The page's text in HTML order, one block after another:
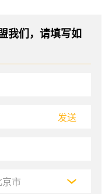
我们，请填写如
发送